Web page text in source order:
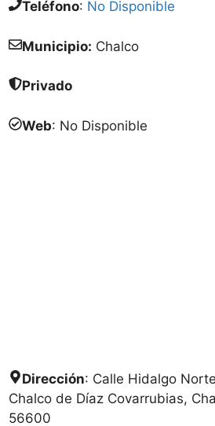
Teléfono: No Disponible
Municipio: Chalco
Privado
Web: No Disponible
Dirección: Calle Hidalgo
Chalco de Díaz Covarrubias,
56600